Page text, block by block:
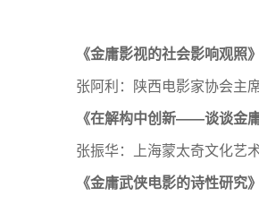
《金庸影视的社会影响观照》
张阿利：陕西电影家协会主
《在解构中创新——谈谈金
张振华：上海蒙太奇文化艺
《金庸武侠电影的诗性研究》